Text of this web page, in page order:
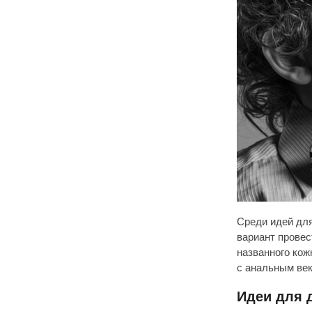
Среди идей
вариант
названного
с анальным
Идеи для